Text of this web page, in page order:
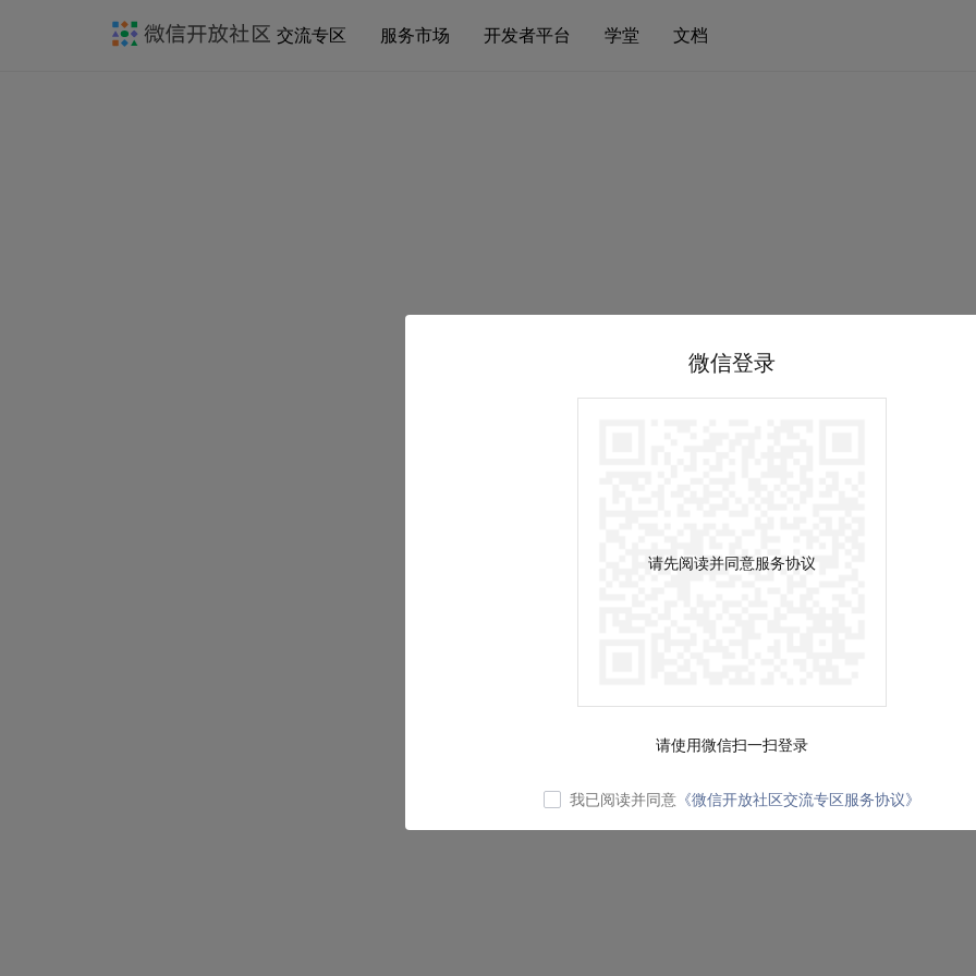
交流专区 服务市场 开发者平台 学堂 文档
微信登录
请先阅读并同意服务协议
请使用微信扫一扫登录
我已阅读并同意 《微信开放社区交流专区服务协议》